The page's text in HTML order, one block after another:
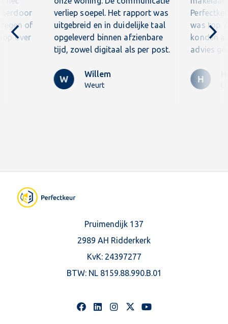
verliep soepel. Het rapport was
uitgebreid en in duidelijke taal
opgeleverd binnen afzienbare
tijd, zowel digitaal als per post.
Willem
Weurt
was top.
konden
advies
of
over
Pruimendijk 137
2989 AH Ridderkerk
KvK: 24397277
BTW: NL 8159.88.990.B.01